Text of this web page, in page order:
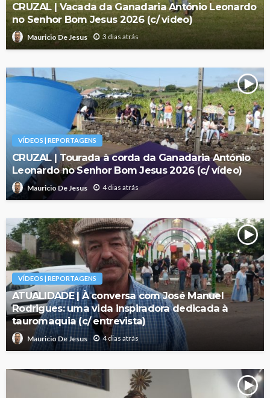
CRUZAL | Vacada da Ganadaria António Leonardo
no Senhor Bom Jesus 2026 (c/ vídeo)
Mauricio De Jesus 3 dias atrás
VÍDEOS | REPORTAGENS
CRUZAL | Tourada à corda da Ganadaria António
Leonardo no Senhor Bom Jesus 2026 (c/ vídeo)
Mauricio De Jesus 4 dias atrás
VÍDEOS | REPORTAGENS
ATUALIDADE | À conversa com José Manuel
Rodrigues: uma vida inspiradora dedicada à
tauromaquia (c/ entrevista)
Mauricio De Jesus 4 dias atrás